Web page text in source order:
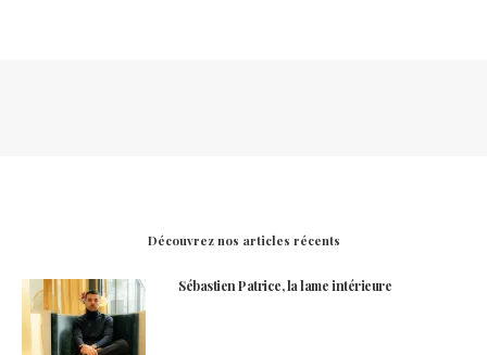
Découvrez nos articles récents
Sébastien Patrice, la lame intérieure